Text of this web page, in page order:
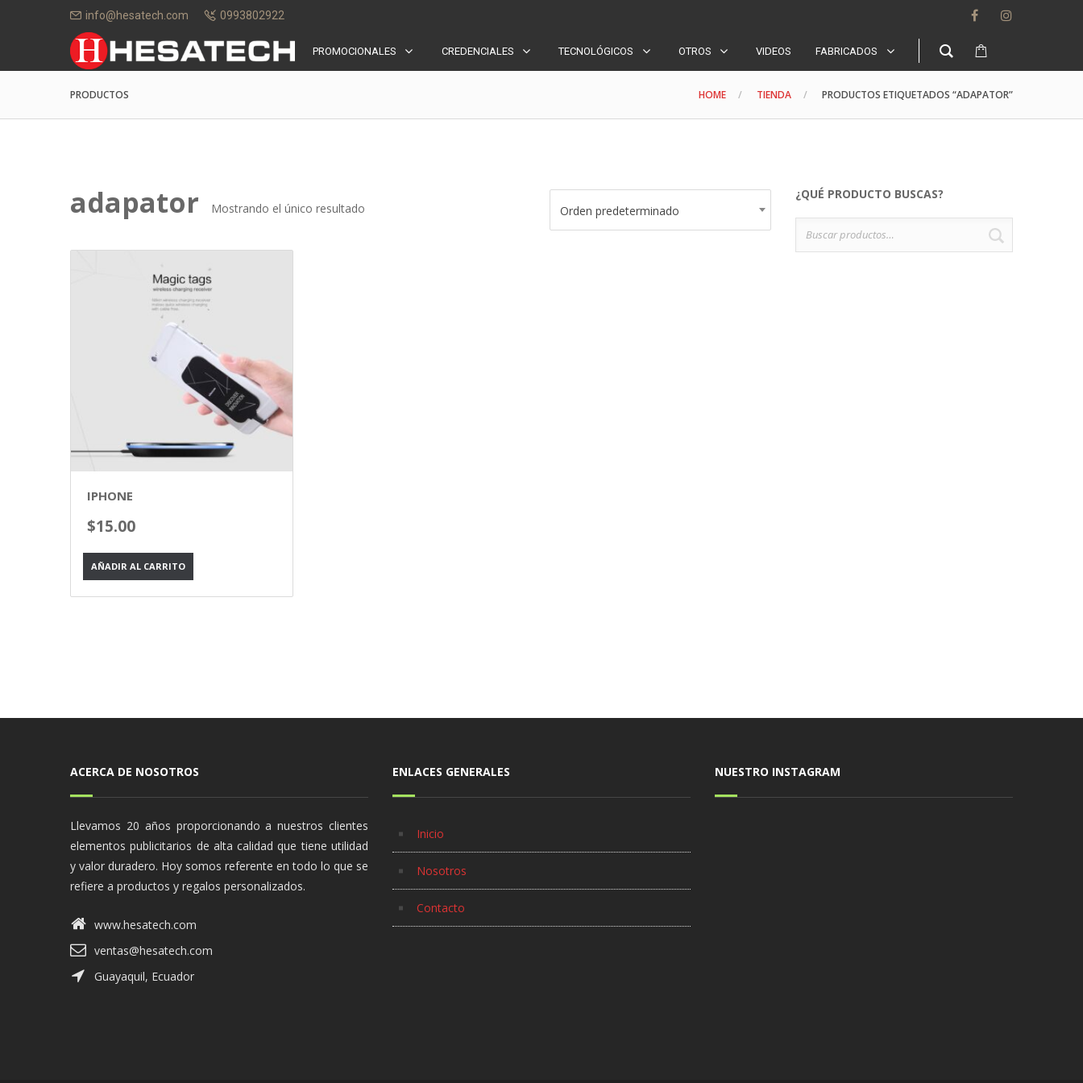
info@hesatech.com 0993802922
PROMOCIONALES CREDENCIALES TECNOLÓGICOS OTROS VIDEOS FABRICADOS
PRODUCTOS HOME TIENDA PRODUCTOS ETIQUETADOS “ADAPATOR”
adapator Mostrando el único resultado Orden predeterminado
IPHONE
$15.00
AÑADIR AL CARRITO
¿QUÉ PRODUCTO BUSCAS?
ACERCA DE NOSOTROS
Llevamos 20 años proporcionando a nuestros clientes
elementos publicitarios de alta calidad que tiene utilidad
y valor duradero. Hoy somos referente en todo lo que se
refiere a productos y regalos personalizados.
www.hesatech.com
ventas@hesatech.com
Guayaquil, Ecuador
ENLACES GENERALES
Inicio
Nosotros
Contacto
NUESTRO INSTAGRAM